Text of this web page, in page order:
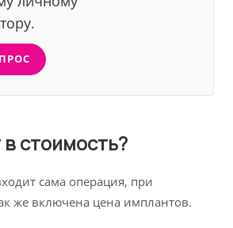
стоимость?
сама операция, при
же включена цена имплантов.